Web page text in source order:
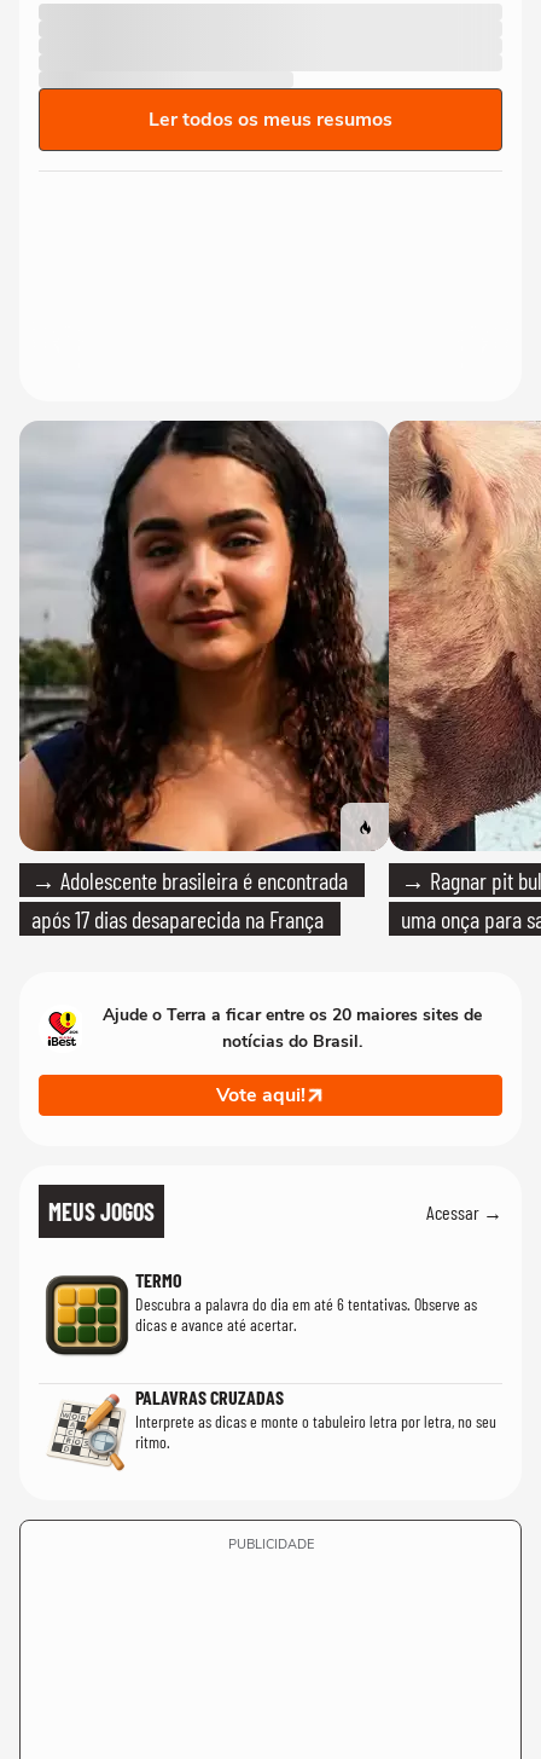
Ler todos os meus resumos
→ Adolescente brasileira é encontrada
após 17 dias desaparecida na França
→ Ragnar pit
uma onça para
Ajude o Terra a ficar entre os 20 maiores sites de
notícias do Brasil.
Vote aqui!
MEUS JOGOS Acessar →
TERMO
Descubra a palavra do dia em até 6 tentativas. Observe as
dicas e avance até acertar.
PALAVRAS CRUZADAS
Interprete as dicas e monte o tabuleiro letra por letra, no seu
ritmo.
PUBLICIDADE